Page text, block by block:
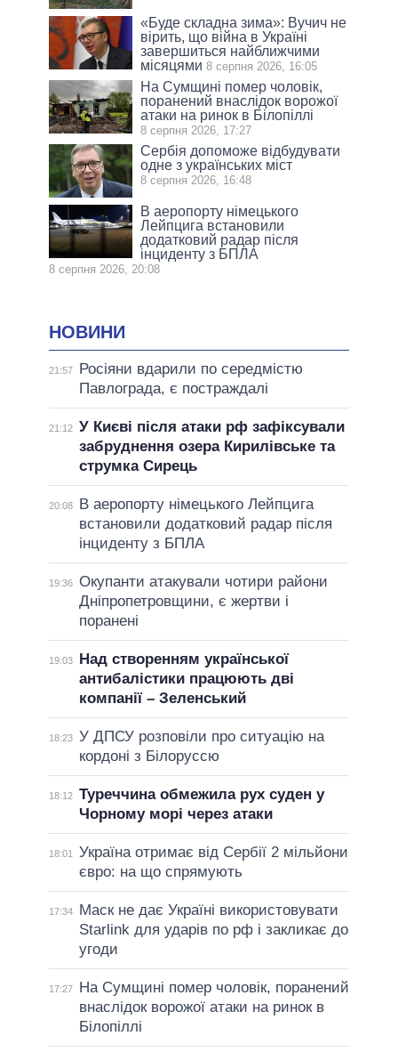
«Буде складна зима»: Вучич не
вірить, що війна в Україні
завершиться найближчими
місяцями 8 серпня 2026, 16:05
На Сумщині помер чоловік,
поранений внаслідок ворожої
атаки на ринок в Білопіллі
8 серпня 2026, 17:27
Сербія допоможе відбудувати
одне з українських міст
8 серпня 2026, 16:48
В аеропорту німецького
Лейпцига встановили
додатковий радар після
інциденту з БПЛА
8 серпня 2026, 20:08
НОВИНИ
21:57
Росіяни вдарили по середмістю
Павлограда, є постраждалі
21:12 У Києві після атаки рф зафіксували
забруднення озера Кирилівське та
струмка Сирець
20:08
В аеропорту німецького Лейпцига
встановили додатковий радар після
інциденту з БПЛА
19:36 Окупанти атакували чотири райони
Дніпропетровщини, є жертви і
поранені
19:03
Над створенням української
антибалістики працюють дві
компанії – Зеленський
18:23 У ДПСУ розповіли про ситуацію на
кордоні з Білоруссю
18:12 Туреччина обмежила рух суден у
Чорному морі через атаки
18:01
Україна отримає від Сербії 2 мільйони
євро: на що спрямують
17:34
Маск не дає Україні використовувати
Starlink для ударів по рф і закликає до
угоди
17:27
На Сумщині помер чоловік, поранений
внаслідок ворожої атаки на ринок в
Білопіллі